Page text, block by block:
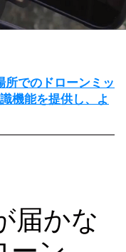
でのドローンミッ
機能を提供し、よ
届かな